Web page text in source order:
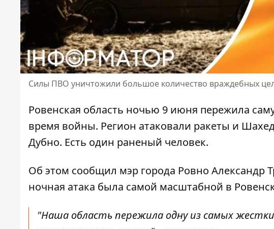
Силы ПВО уничтожили большое количество враждебных
Ровенская область ночью 9 июня пережила
время войны. Регион атаковали ракеты и
Дубно. Есть один раненый человек.
Об этом сообщил мэр города Ровно Александр
ночная атака была самой масштабной в
"Наша область пережила одну из самых